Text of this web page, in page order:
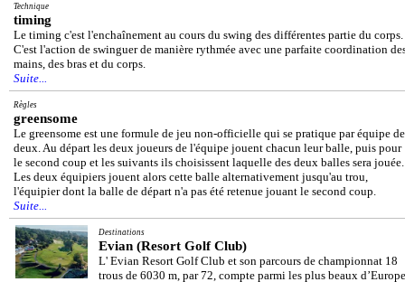
Technique
timing
Le timing c'est l'enchaînement au cours du swing des différentes partie du corps.
C'est l'action de swinguer de manière rythmée avec une parfaite coordination
mains, des bras et du corps.
Suite...
Règles
greensome
Le greensome est une formule de jeu non-officielle qui se pratique par équipe de
deux. Au départ les deux joueurs de l'équipe jouent chacun leur balle, puis pour
le second coup et les suivants ils choisissent laquelle des deux balles sera jouée.
Les deux équipiers jouent alors cette balle alternativement jusqu'au trou,
l'équipier dont la balle de départ n'a pas été retenue jouant le second coup.
Suite...
Destinations
Evian (Resort Golf Club)
L' Evian Resort Golf Club et son parcours de championnat 18
trous de 6030 m, par 72, compte parmi les plus beaux